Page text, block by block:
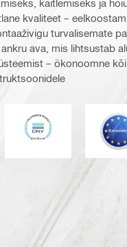
käitlemiseks ja
kvaliteet –
turvalisemate
ava, mis lihtsustab
– ökonoomne
vastavusmärgis
DNV